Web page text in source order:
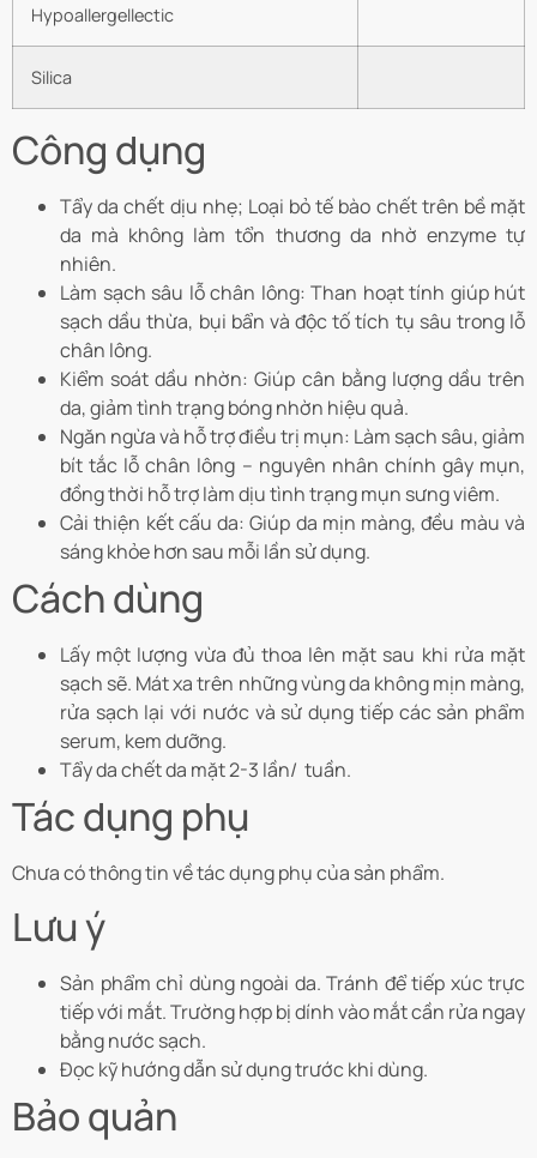
Hypoallergellectic
Silica
Công dụng
Tẩy da chết dịu nhẹ; Loại bỏ tế bào chết trên bề mặt
da mà không làm tổn thương da nhờ enzyme tự
nhiên.
Làm sạch sâu lỗ chân lông: Than hoạt tính giúp hút
sạch dầu thừa, bụi bẩn và độc tố tích tụ sâu trong lỗ
chân lông.
Kiểm soát dầu nhờn: Giúp cân bằng lượng dầu trên
da, giảm tình trạng bóng nhờn hiệu quả.
Ngăn ngừa và hỗ trợ điều trị mụn: Làm sạch sâu, giảm
bít tắc lỗ chân lông – nguyên nhân chính gây mụn,
đồng thời hỗ trợ làm dịu tình trạng mụn sưng viêm.
Cải thiện kết cấu da: Giúp da mịn màng, đều màu và
sáng khỏe hơn sau mỗi lần sử dụng.
Cách dùng
Lấy một lượng vừa đủ thoa lên mặt sau khi rửa mặt
sạch sẽ. Mát xa trên những vùng da không mịn màng,
rửa sạch lại với nước và sử dụng tiếp các sản phẩm
serum, kem dưỡng.
Tẩy da chết da mặt 2-3 lần/ tuần.
Tác dụng phụ
Chưa có thông tin về tác dụng phụ của sản phẩm.
Lưu ý
Sản phẩm chỉ dùng ngoài da. Tránh để tiếp xúc trực
tiếp với mắt. Trường hợp bị dính vào mắt cần rửa ngay
bằng nước sạch.
Đọc kỹ hướng dẫn sử dụng trước khi dùng.
Bảo quản